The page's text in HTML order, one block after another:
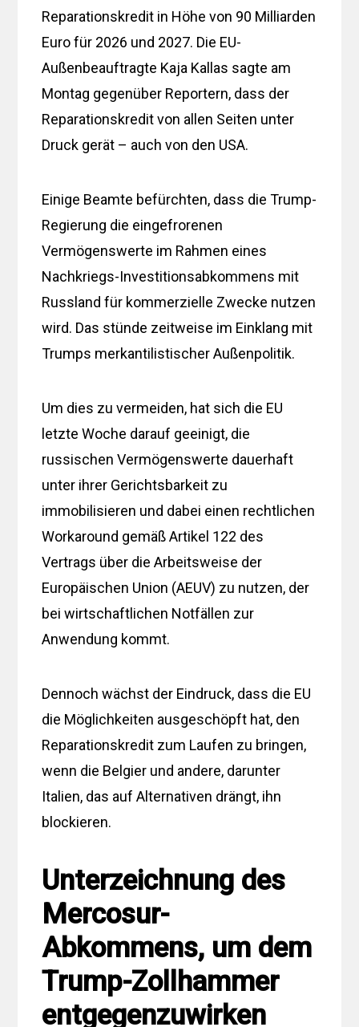
Reparationskredit in Höhe von 90 Milliarden
Euro für 2026 und 2027. Die EU-
Außenbeauftragte Kaja Kallas sagte am
Montag gegenüber Reportern, dass der
Reparationskredit von allen Seiten unter
Druck gerät – auch von den USA.
Einige Beamte befürchten, dass die Trump-
Regierung die eingefrorenen
Vermögenswerte im Rahmen eines
Nachkriegs-Investitionsabkommens mit
Russland für kommerzielle Zwecke nutzen
wird. Das stünde zeitweise im Einklang mit
Trumps merkantilistischer Außenpolitik.
Um dies zu vermeiden, hat sich die EU
letzte Woche darauf geeinigt, die
russischen Vermögenswerte dauerhaft
unter ihrer Gerichtsbarkeit zu
immobilisieren und dabei einen rechtlichen
Workaround gemäß Artikel 122 des
Vertrags über die Arbeitsweise der
Europäischen Union (AEUV) zu nutzen, der
bei wirtschaftlichen Notfällen zur
Anwendung kommt.
Dennoch wächst der Eindruck, dass die EU
die Möglichkeiten ausgeschöpft hat, den
Reparationskredit zum Laufen zu bringen,
wenn die Belgier und andere, darunter
Italien, das auf Alternativen drängt, ihn
blockieren.
Unterzeichnung des
Mercosur-
Abkommens, um dem
Trump-Zollhammer
entgegenzuwirken